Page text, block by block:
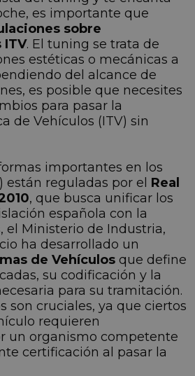
es importante que
sobre
ITV. El tuning se trata de
estéticas o mecánicas a
del alcance de
es posible que necesites
para pasar la
de Vehículos (ITV) sin
importantes en los
están reguladas por el Real
, que busca unificar los
española con la
el Ministerio de Industria,
ha desarrollado un
de Vehículos que define
su codificación y la
para su tramitación.
son cruciales, ya que ciertos
requieren
un organismo competente
certificación al pasar la